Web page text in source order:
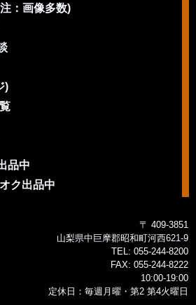
：画像多数)
)
品中
ク出品中
〒 409-3851
山梨県中巨摩郡昭和町河西621-9
TEL: 055-244-8200
FAX: 055-244-8222
10:00-19:00
定休日：毎週月曜・第2 第4火曜日